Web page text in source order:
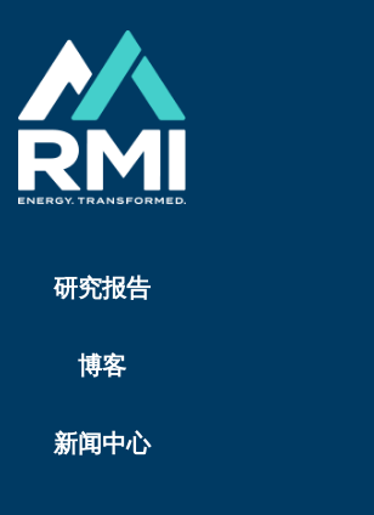
研究报告
博客
新闻中心